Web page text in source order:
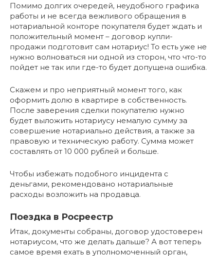
Помимо долгих очередей, неудобного графика
работы и не всегда вежливого обращения в
нотариальной конторе покупателя будет ждать и
положительный момент – договор купли-
продажи подготовит сам нотариус! То есть уже не
нужно волноваться ни одной из сторон, что что-то
пойдет не так или где-то будет допущена ошибка.
Скажем и про неприятный момент того, как
оформить долю в квартире в собственность.
После заверения сделки покупателю нужно
будет выложить нотариусу немалую сумму за
совершение нотариально действия, а также за
правовую и техническую работу. Сумма может
составлять от 10 000 рублей и больше.
Чтобы избежать подобного инцидента с
деньгами, рекомендовано нотариальные
расходы возложить на продавца.
Поездка в Росреестр
Итак, документы собраны, договор удостоверен
нотариусом, что же делать дальше? А вот теперь
самое время ехать в уполномоченный орган,